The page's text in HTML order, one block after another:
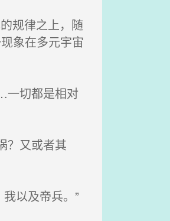
规律之上，随
象在多元宇宙
一切都是相对
？又或者其
以及帝兵。”